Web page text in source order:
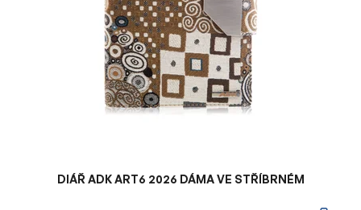
DIÁŘ ADK ART6 2026 DÁMA VE STŘÍBRNÉM